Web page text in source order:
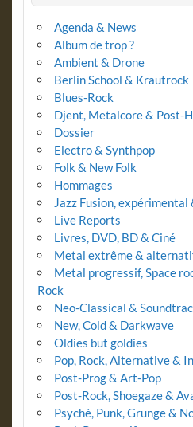
Agenda & News
Album de trop ?
Ambient & Drone
Berlin School & Krautrock
Blues-Rock
Djent, Metalcore & Post-
Dossier
Electro & Synthpop
Folk & New Folk
Hommages
Jazz Fusion, expérimental
Live Reports
Livres, DVD, BD & Ciné
Metal extrême &
Metal progressif, Space
Rock
Neo-Classical &
New, Cold & Darkwave
Oldies but goldies
Pop, Rock, Alternative &
Post-Prog & Art-Pop
Post-Rock, Shoegaze &
Psyché, Punk, Grunge &